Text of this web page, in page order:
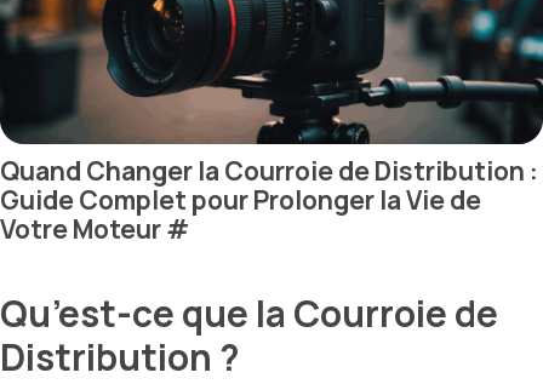
Quand Changer la Courroie de Distribution :
Guide Complet pour Prolonger la Vie de
Votre Moteur#
Qu’est-ce que la Courroie de
Distribution ?